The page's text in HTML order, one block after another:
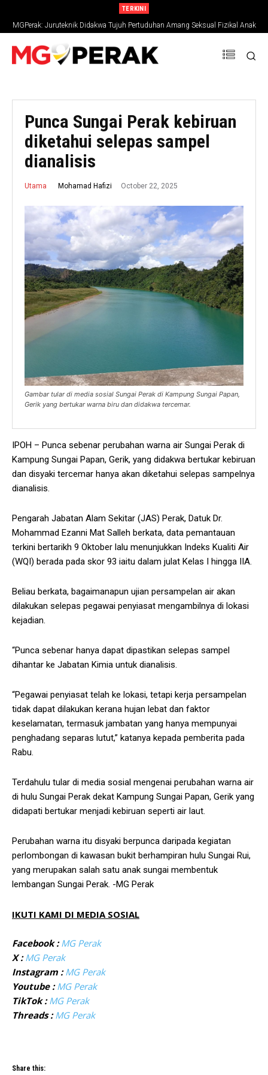
TERKINI
MGPerak: Juruteknik Didakwa Tujuh Pertuduhan Amang Seksual Fizikal Anak
Tiri
Punca Sungai Perak kebiruan
diketahui selepas sampel
dianalisis
Utama Mohamad Hafizi October 22, 2025
Gambar tular di media sosial Sungai Perak di Kampung Sungai Papan,
Gerik yang bertukar warna biru dan didakwa tercemar.
IPOH – Punca sebenar perubahan warna air Sungai Perak di
Kampung Sungai Papan, Gerik, yang didakwa bertukar kebiruan
dan disyaki tercemar hanya akan diketahui selepas sampelnya
dianalisis.
Pengarah Jabatan Alam Sekitar (JAS) Perak, Datuk Dr.
Mohammad Ezanni Mat Salleh berkata, data pemantauan
terkini bertarikh 9 Oktober lalu menunjukkan Indeks Kualiti Air
(WQI) berada pada skor 93 iaitu dalam julat Kelas I hingga IIA.
Beliau berkata, bagaimanapun ujian persampelan air akan
dilakukan selepas pegawai penyiasat mengambilnya di lokasi
kejadian.
“Punca sebenar hanya dapat dipastikan selepas sampel
dihantar ke Jabatan Kimia untuk dianalisis.
“Pegawai penyiasat telah ke lokasi, tetapi kerja persampelan
tidak dapat dilakukan kerana hujan lebat dan faktor
keselamatan, termasuk jambatan yang hanya mempunyai
penghadang separas lutut,” katanya kepada pemberita pada
Rabu.
Terdahulu tular di media sosial mengenai perubahan warna air
di hulu Sungai Perak dekat Kampung Sungai Papan, Gerik yang
didapati bertukar menjadi kebiruan seperti air laut.
Perubahan warna itu disyaki berpunca daripada kegiatan
perlombongan di kawasan bukit berhampiran hulu Sungai Rui,
yang merupakan salah satu anak sungai membentuk
lembangan Sungai Perak. -MG Perak
IKUTI KAMI DI MEDIA SOSIAL
Facebook : MG Perak
X : MG Perak
Instagram : MG Perak
Youtube : MG Perak
TikTok : MG Perak
Threads : MG Perak
Share this: